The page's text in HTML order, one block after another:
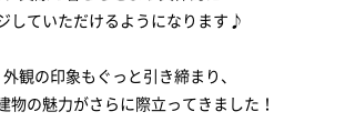
していただけるようになります♪
観の印象もぐっと引き締まり、
物の魅力がさらに際立ってきました！